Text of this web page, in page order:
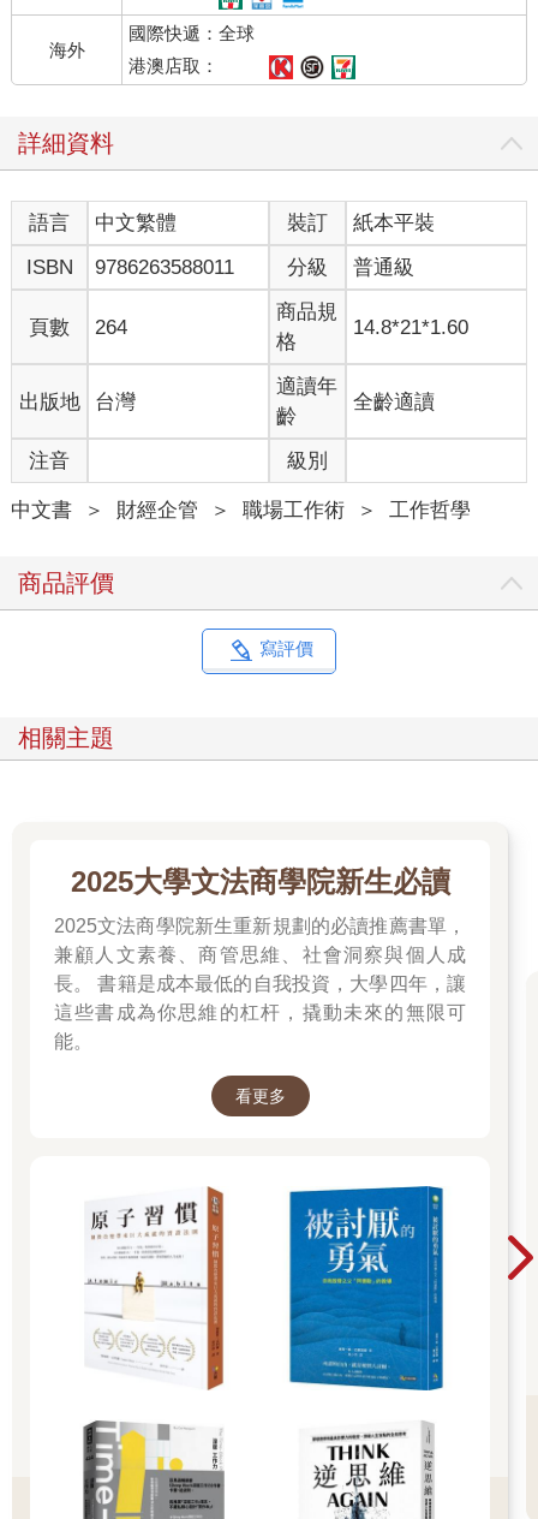
對於缺乏知識與經驗的我而言，與客戶開會時遇到的關鍵字、事
業體結構或是各部門管理職的立場和看法，都讓人一頭霧水。
不過，當時的我總是不懂裝懂，不曾真心想要理解這些事情。對
不理解的事情置之不理，這是職場的絕對之惡。
都努力了解每一個詞彙和邏輯，就無法與公司內外的人順利溝
通。
別人就會覺得你是個什麼都不懂的傢伙，只會把你當成說一動做
一動的工具人。
有人可能會想，我們每天都會接觸大量資訊，每個不懂的詞彙都
要一一確認意思的話，會拖慢工作進度與團隊腳步。如果因為自
己一個人浪費大家的時間，的確會造成團隊的麻煩。
說不定別人也會看不起你，覺得這傢伙什麼都不懂嘛。我非常清
這時候試著從客戶、上司與公司的觀點思考。上司之所以挖洞給
我跳，對我如此嚴格，是因為別人早就看穿我正在不懂裝懂。
如果以為自己混了過去，就會在別人覺得「這個人真的懂嗎？」
的時候，無法與團隊順利溝通，到頭來還是造成大家的麻煩。
如果不想讓自己成為團隊的拖油瓶，就不能有怕丟臉、怕造成麻
我嗎？」
經過上司提點，察覺危機之後，我現在都會事先整理自己的疑
這才是徹底釐清疑問的最有效手段。如果大家也對工作有疑問，
厲害的人習慣追求符合邏輯的思維與客觀的根據，因為客觀的根
所謂的客觀源自於事實，而且對模稜兩可的事情保持半信半疑的
如果不根據事實與別人溝通，就算最終達成目的，也很可能錯誤
引導對方。
你是否也遇過下面這種情況？
A先生是位新進法人業務，在備受上司的期待下，使出渾身解數寫
先生立刻向上司報告簡報的結果。
「客戶說會積極評估我們的提案，下週五就會做出決定！」
沒想到最終案子卻失敗了，上司便質問A先生，到底發生什麼事，
才得知以下事實。
．A先生的說法
「客戶說會積極評估我們的提案，下週五就會做出決定！」
「客戶會在下週五之前研究提案內容。」
己想要的方向發展的私心。
「積極評估」這個表現會讓上司以為客戶對這個提案很有興趣，
還把「研究提案內容」變成「做出決定」。
海外
國際快遞：全球
港澳店取：
詳細資料
語言 中文繁體 裝訂
紙本平裝
ISBN
9786263588011 分級 普通級
頁數 264
商品規
格
14.8*21*1.60
出版地 台灣
適讀年
齡
全齡適讀
注音 級別
中文書 ＞ 財經企管 ＞ 職場工作術 ＞ 工作哲學
商品評價
寫評價
相關主題
2025大學文法商學院新生必讀
2025文法商學院新生重新規劃的必讀推薦書單，
兼顧人文素養、商管思維、社會洞察與個人成
長。 書籍是成本最低的自我投資，大學四年，讓
這些書成為你思維的杠杆，撬動未來的無限可
能。
看更多